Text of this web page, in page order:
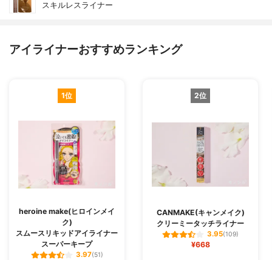
スキルレスライナー
アイライナーおすすめランキング
1位
heroine make(ヒロインメイ
ク)
スムースリキッドアイライナー
スーパーキープ
3.97(51)
2位
CANMAKE(キャンメイク)
クリーミータッチライナー
3.95(109)
¥668